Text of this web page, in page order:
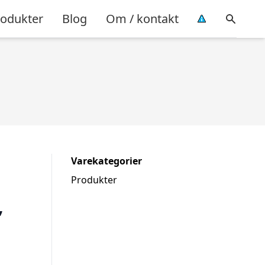
Blog Om / kontakt
Varekategorier
Produkter